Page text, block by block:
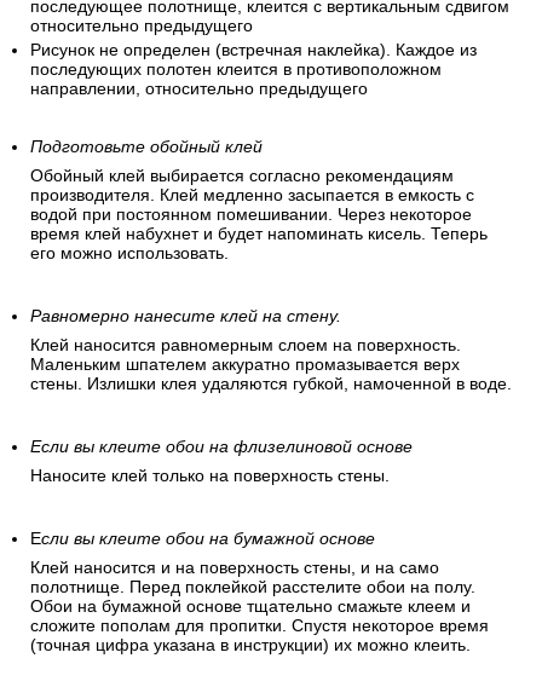
При наклеивании не нужно подгонять рисунок (обои без
узора и клеятся без совмещения).
Рисунок прямой (одинаковые рисунки стыкуются друг с
другом на одинаковой высоте).
Смещающийся рисунок, диагональное расположение.
последующее полотнище, клеится с вертикальным сдвигом
относительно предыдущего
Рисунок не определен (встречная наклейка). Каждое из
последующих полотен клеится в противоположном
направлении, относительно предыдущего
Обойный клей выбирается согласно рекомендациям
производителя. Клей медленно засыпается в емкость с
водой при постоянном помешивании. Через некоторое
время клей набухнет и будет напоминать кисель. Теперь
его можно использовать.
Равномерно нанесите клей на стену.
Клей наносится равномерным слоем на поверхность.
Если вы клеите обои на флизелиновой основе
Наносите клей только на поверхность стены.